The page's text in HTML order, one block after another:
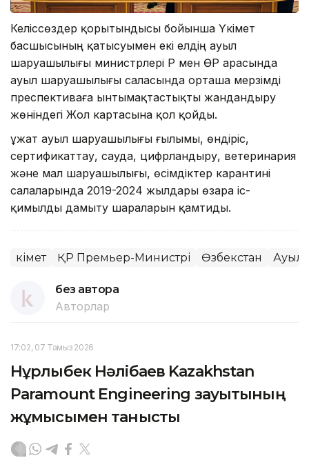
Келіссөздер қорытындысы бойынша Үкімет
басшысының қатысуымен екі елдің ауыл
шаруашылығы министрлері ҚР мен ӨР арасында
ауыл шаруашылығы саласында орташа мерзімді
преспективаға ынтымақтастықты жандандыру
жөніндегі Жол картасына қол қойды.
Құжат ауыл шаруашылығы ғылымы, өндіріс,
сертификаттау, сауда, цифрландыру, ветеринария
және мал шаруашылығы, өсімдіктер карантині
салаларында 2019-2024 жылдары өзара іс-
қимылды дамыту шараларын қамтиды.
Үкімет ҚР Премьер-Министрі Өзбекстан Ауыл
без автора
Авторлар
17:02, 07 Тамыз 2026
Нұрлыбек Нәлібаев Kazakhstan
Paramount Engineering зауытының
жұмысымен танысты